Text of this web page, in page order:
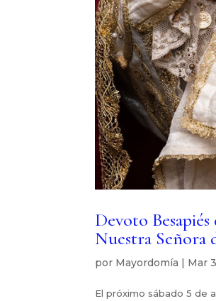
Devoto
Nuestra Señora
por Mayordomía | Mar
El próximo sábado 5 de